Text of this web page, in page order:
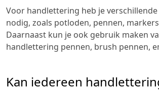
Voor handlettering heb je
nodig, zoals potloden, pennen,
Daarnaast kun je ook gebruik maken
handlettering pennen, brush pennen,
Kan iedereen